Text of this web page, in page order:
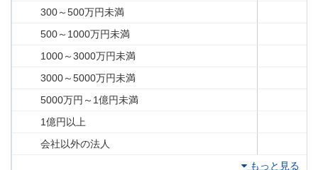
300～500万円未満
500～1000万円未満
1000～3000万円未満
3000～5000万円未満
5000万円～1億円未満
1億円以上
会社以外の法人
もっと見る